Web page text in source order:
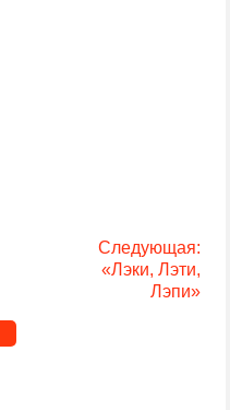
Следующая:
«Лэки, Лэти,
Лэпи»